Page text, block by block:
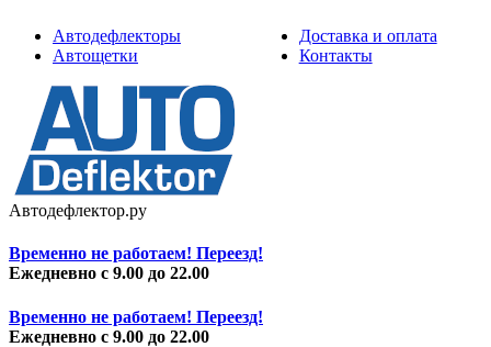
Автодефлекторы
Автощетки
Доставка и оплата
Контакты
Автодефлектор.ру
Временно не работаем! Переезд!
Ежедневно с 9.00 до 22.00
Временно не работаем! Переезд!
Ежедневно с 9.00 до 22.00